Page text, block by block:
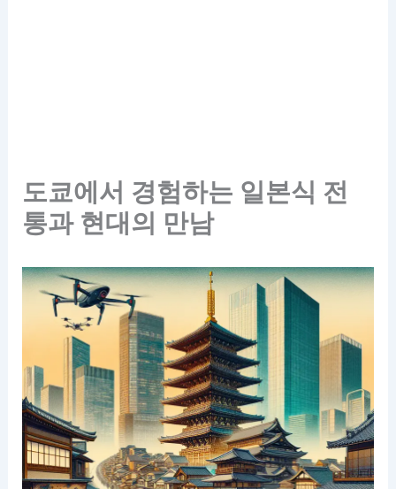
도쿄에서 경험하는 일본식 전
통과 현대의 만남